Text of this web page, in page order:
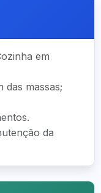
em
massas;
da